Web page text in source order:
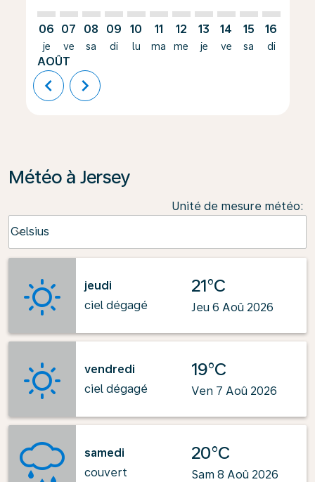
06
je
AOÛT
07
ve
08
sa
09
di
10
lu
11
ma
12
me
13
je
14
ve
15
sa
16
di
chevron_left chevron_right
Météo à Jersey
Unité de mesure météo:
Celsius
keyboard_arrow_down
jeudi
ciel dégagé
21°C
Jeu 6 Aoû 2026
vendredi
ciel dégagé
19°C
Ven 7 Aoû 2026
samedi
couvert
20°C
Sam 8 Aoû 2026